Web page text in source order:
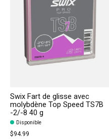
Swix Fart de glisse avec
molybdène Top Speed TS7B
-2/-8 40 g
Disponible
$94.99